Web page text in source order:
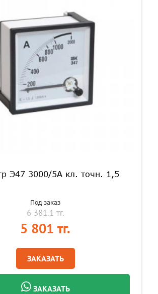
Э47 3000/5А кл. точн. 1,5
Под заказ
6 381.1 тг.
5 801 тг.
ЗАКАЗАТЬ
ЗАКАЗАТЬ